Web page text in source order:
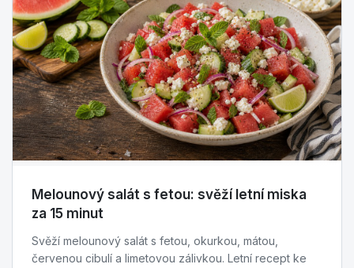
Melounový salát s fetou: svěží letní miska
za 15 minut
Svěží melounový salát s fetou, okurkou, mátou,
červenou cibulí a limetovou zálivkou. Letní recept ke